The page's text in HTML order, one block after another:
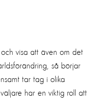
visa att även om det
så börjar
tar tag i olika
har en viktig roll att